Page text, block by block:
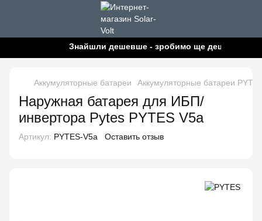
Знайшли дешевше - зробимо ще дешевше!
Аккумуляторные батареи Аккумуляторные батареи
Наружная батарея для ИБП/
инвертора Pytes PYTES V5a
Артикул: PYTES-V5a Оставить отзыв